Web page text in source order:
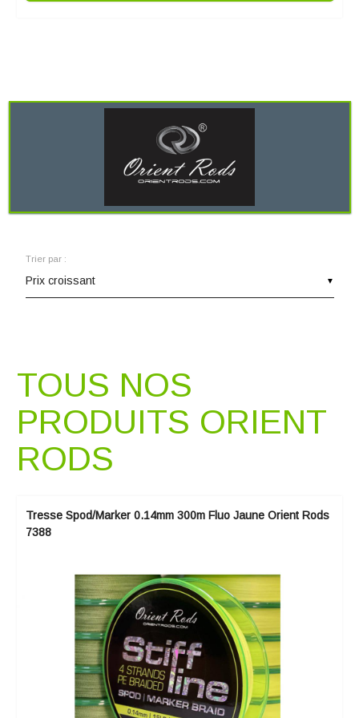
▼
Trier par :
TOUS NOS
PRODUITS ORIENT
RODS
Tresse Spod/Marker 0.14mm 300m Fluo Jaune Orient Rods
7388